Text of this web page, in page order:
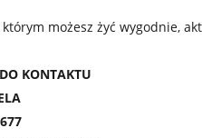
możesz żyć wygodnie,
KONTAKTU